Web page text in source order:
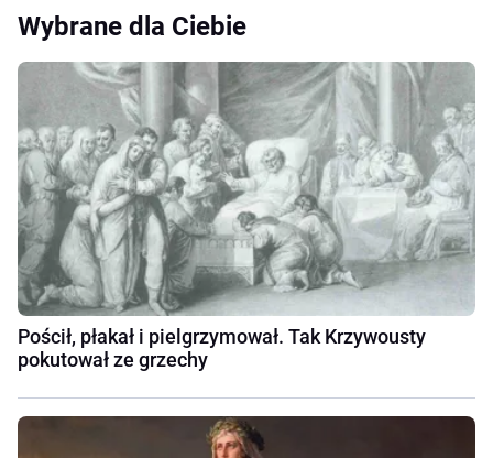
Wybrane dla Ciebie
Pościł, płakał i pielgrzymował. Tak Krzywousty
pokutował ze grzechy